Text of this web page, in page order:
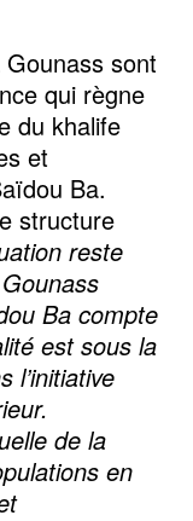
sont
qui règne
du khalife
et
Ba.
structure
reste
Ba compte
est sous la
l’initiative
de la
en